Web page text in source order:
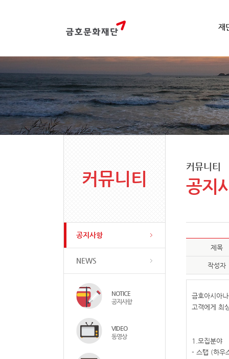
재
커뮤니티
공지사항
NEWS
NOTICE
공지사항
VIDEO
동영상
커뮤니티
공지
제목
작성자
금호아시아
고객에게 최
1.모집분야
- 스탭 (하우